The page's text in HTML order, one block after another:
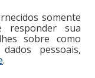
somente
responder sua
sobre como
pessoais,
.